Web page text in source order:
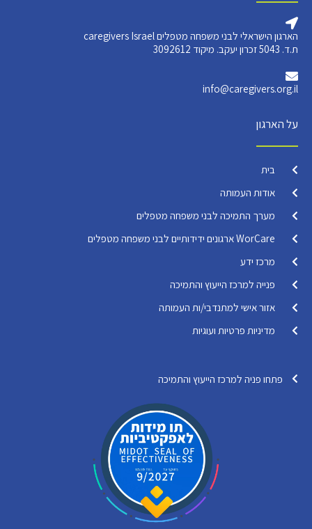
הארגון הישראלי לבני משפחה מטפלים caregivers Israel
ת.ד. 5043 זכרון יעקב. מיקוד 3092612
info@caregivers.org.il
על הארגון
בית
אודות העמותה
מערך התמיכה לבני משפחה מטפלים
WorCare ארגונים ידידותיים לבני משפחה מטפלים
מרכז ידע
פנייה למרכז הייעוץ והתמיכה
אזור אישי למתנדבי/ות העמותה
מדיניות פרטיות ועוגיות
פתחו פניה למרכז הייעוץ והתמיכה